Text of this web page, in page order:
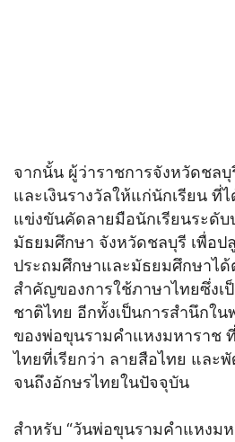
จากนั้น ผู้ว่าราชการจังหวัดชล
และเงินรางวัลให้แก่นักเรียน ที่
แข่งขันคัดลายมือนักเรียนระดับ
มัธยมศึกษา จังหวัดชลบุรี เพื่อป
ประถมศึกษาและมัธยมศึกษาไ
สำคัญของการใช้ภาษาไทยซึ่งเ
ชาติไทย อีกทั้งเป็นการสำนึกใ
ของพ่อขุนรามคำแหงมหาราช
ไทยที่เรียกว่า ลายสือไทย และ
จนถึงอักษรไทยในปัจจุบัน
สำหรับ “วันพ่อขุนรามคำแหงมห